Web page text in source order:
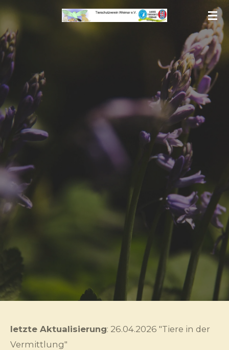
Zum
Hauptinhalt
springen
letzte Aktualisierung: 26.04.2026 "Tiere in der
Vermittlung"